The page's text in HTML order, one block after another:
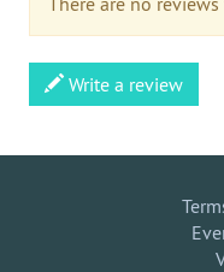
Write a review